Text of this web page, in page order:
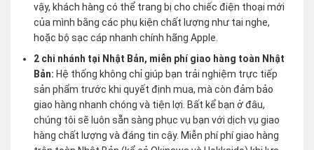
vậy, khách hàng có thể trang bị cho chiếc điện thoại mới
của mình bằng các phụ kiện chất lượng như tai nghe,
hoặc bộ sạc cáp nhanh chính hãng Apple.
2 chi nhánh tại Nhật Bản, miễn phí giao hàng toàn Nhật
Bản: Hệ thống không chỉ giúp bạn trải nghiệm trực tiếp
sản phẩm trước khi quyết định mua, mà còn đảm bảo
giao hàng nhanh chóng và tiện lợi. Bất kể bạn ở đâu,
chúng tôi sẽ luôn sẵn sàng phục vụ bạn với dịch vụ giao
hàng chất lượng và đáng tin cậy. Miễn phí phí giao hàng